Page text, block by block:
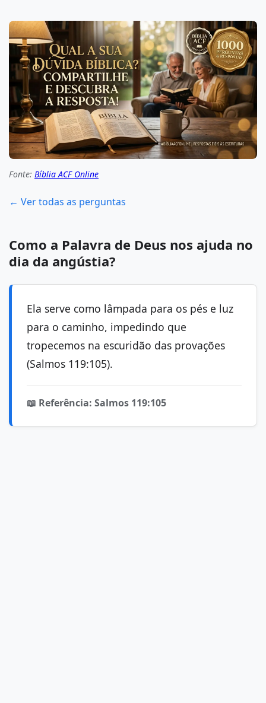
Fonte: Bíblia ACF Online
← Ver todas as perguntas
Como a Palavra de Deus nos ajuda no
dia da angústia?
Ela serve como lâmpada para os pés e luz
para o caminho, impedindo que
tropecemos na escuridão das provações
(Salmos 119:105).
📖 Referência: Salmos 119:105